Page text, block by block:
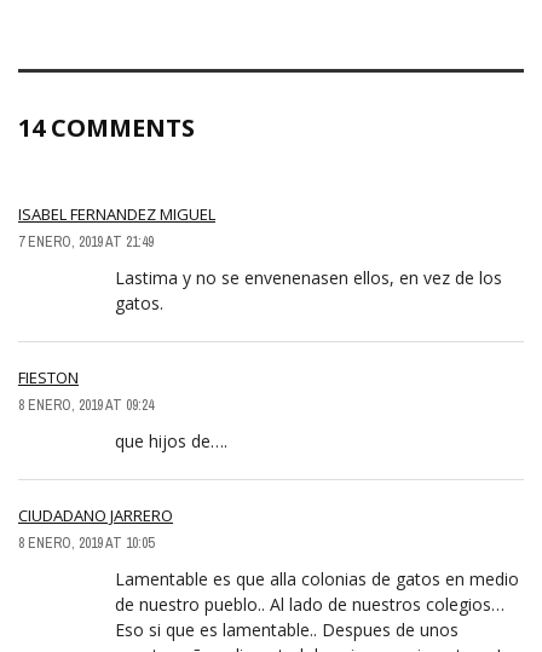
14 COMMENTS
ISABEL FERNANDEZ MIGUEL
7 ENERO, 2019 AT 21:49
Lastima y no se envenenasen ellos, en vez de los
gatos.
FIESTON
8 ENERO, 2019 AT 09:24
que hijos de….
CIUDADANO JARRERO
8 ENERO, 2019 AT 10:05
Lamentable es que alla colonias de gatos en medio
de nuestro pueblo.. Al lado de nuestros colegios…
Eso si que es lamentable.. Despues de unos